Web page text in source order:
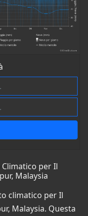
per Il
Malaysia
climatico per Il
Malaysia. Questa